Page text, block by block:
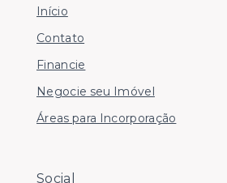
Início
Contato
Financie
Negocie seu Imóvel
Áreas para Incorporação
Social